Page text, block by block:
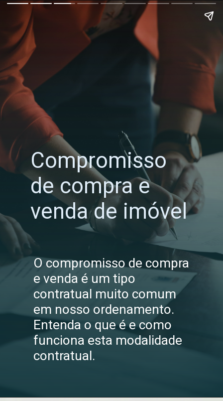
Compromisso
de compra e
venda de imóvel
O compromisso de compra
e venda é um tipo
contratual muito comum
em nosso ordenamento.
Entenda o que é e como
funciona esta modalidade
contratual.